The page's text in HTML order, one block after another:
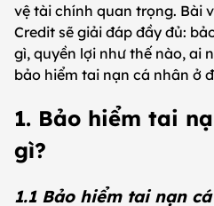
vệ tài chính quan trọng. Bài
Credit sẽ giải đáp đầy đủ:
gì, quyền lợi như thế nào, ai
bảo hiểm tai nạn cá nhân ở
1. Bảo hiểm tai
gì?
1.1 Bảo hiểm tai nạn